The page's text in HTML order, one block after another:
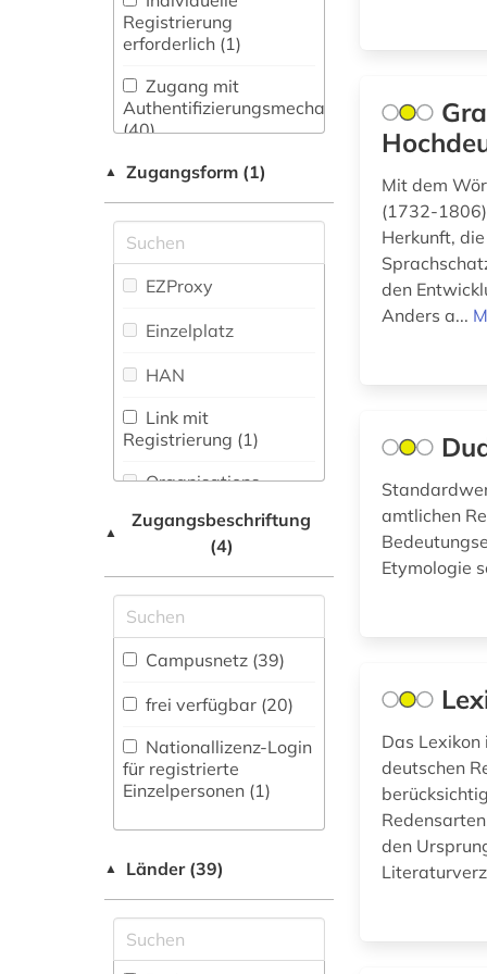
Neugriechische
Philologie. Neulatein
Kunstgeschichte (1)
Medien- und
Kommunikationswissenschaften,
Kommunikationsdesign (1)
Medizin (3)
Militärwissenschaft
Musikwissenschaft
Umweltschutz (2)
Ostasienwissenschaften
Koreastudien, Sinologie)
(1)
Philosophie (8)
Physik (4)
Politologie (4)
Psychologie (0)
Rechtswissenschaft
(9)
briefsammlung (1)
bulgarisch (1)
byzantinistik (1)
cd-rom (1)
chemie (3)
chinesisch (14)
computer (1)
das wunderbare (1)
deutsch (373)
deutsche sagen (1)
deutsches
sprachgebiet (6)
deutsches
wörterbuch (grimm) (2)
dichter (1)
drama (2)
druckwerk (1)
dänisch (6)
energietechnik (1)
Wörterbuch,
Enzyklopädie,
Nachschlagwerk (291
Zeitung (0)
Zeitschriftenbibliographie
Registrierung
erforderlich (1)
Zugang mit
Authentifizierungsmechanismen
(40)
▲ Zugangsform (1)
EZProxy
Einzelplatz
HAN
Link mit
Registrierung (1)
Organisations-
Shibboleth
Zugriff vor Ort
▲
Zugangsbeschriftung
(4)
Campusnetz (39)
frei verfügbar (20)
Nationallizenz-Login
für registrierte
Einzelpersonen (1)
▲ Länder (39)
Mit dem
(1732-
Herkunft,
den
Anders a...
amtlichen
Etymologie
Das
deutschen
den